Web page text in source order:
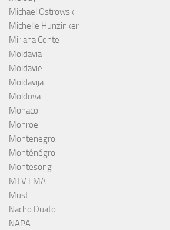
Michael Ostrowski
Michelle Hunzinker
Miriana Conte
Moldavia
Moldavie
Moldavija
Moldova
Monaco
Monroe
Montenegro
Monténégro
Montesong
MTV EMA
Mustii
Nacho Duato
NAPA